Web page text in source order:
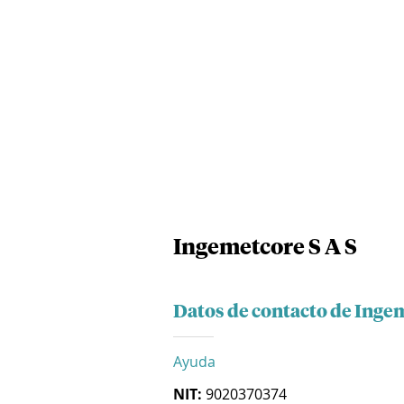
Ingemetcore S A S
Datos de contacto de
Ayuda
NIT: 9020370374